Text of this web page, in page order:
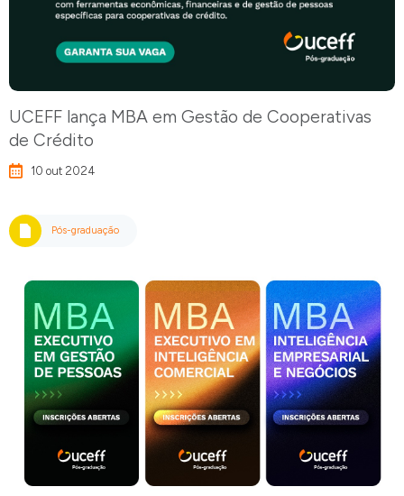
UCEFF lança MBA em Gestão de Cooperativas
de Crédito
10 out 2024
Pós-graduação